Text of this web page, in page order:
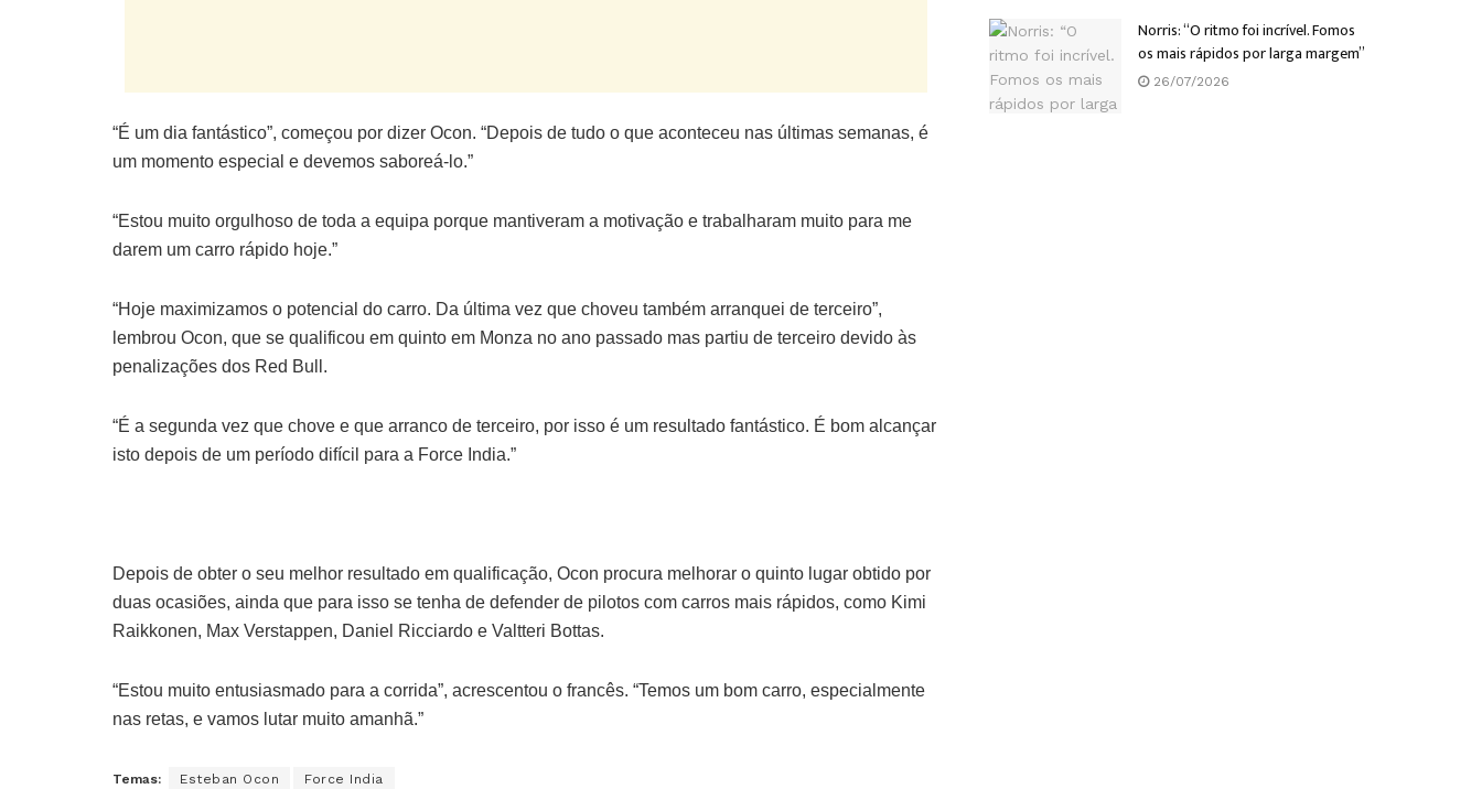
“É um dia fantástico”, começou por dizer Ocon. “Depois de tudo o que aconteceu nas últimas semanas, é
um momento especial e devemos saboreá-lo.”
“Estou muito orgulhoso de toda a equipa porque mantiveram a motivação e trabalharam muito para me
darem um carro rápido hoje.”
“Hoje maximizamos o potencial do carro. Da última vez que choveu também arranquei de terceiro”,
lembrou Ocon, que se qualificou em quinto em Monza no ano passado mas partiu de terceiro devido às
penalizações dos Red Bull.
“É a segunda vez que chove e que arranco de terceiro, por isso é um resultado fantástico. É bom alcançar
isto depois de um período difícil para a Force India.”
Depois de obter o seu melhor resultado em qualificação, Ocon procura melhorar o quinto lugar obtido por
duas ocasiões, ainda que para isso se tenha de defender de pilotos com carros mais rápidos, como Kimi
Raikkonen, Max Verstappen, Daniel Ricciardo e Valtteri Bottas.
“Estou muito entusiasmado para a corrida”, acrescentou o francês. “Temos um bom carro, especialmente
nas retas, e vamos lutar muito amanhã.”
Temas: Esteban Ocon Force India
Norris: “O ritmo foi incrível. Fomos
os mais rápidos por larga margem”
26/07/2026